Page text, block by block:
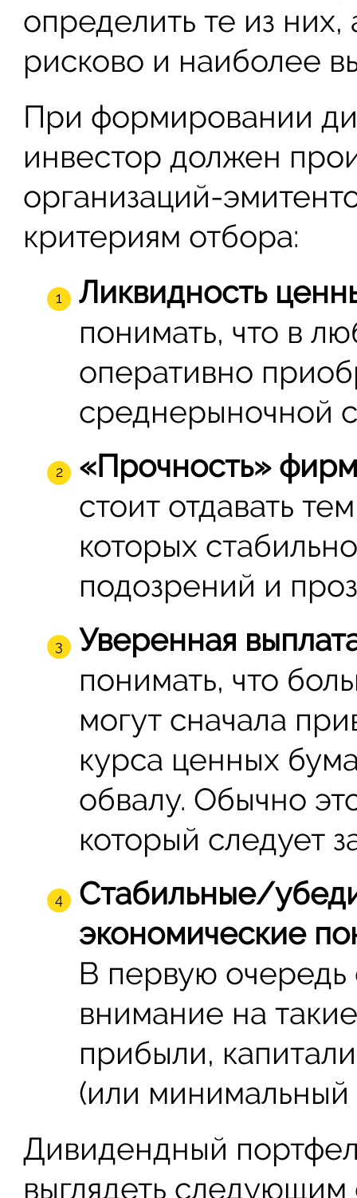
определить те из
рисково и наиболее
При формировании
инвестор должен
организаций-
критериям отбора:
Ликвидность
понимать, что в
оперативно
среднерыночной
«Прочность»
стоит отдавать
которых
подозрений и
Уверенная
понимать, что
могут сначала
курса ценных
обвалу. Обычно
который следует
Стабильные/
экономические
В первую очередь
внимание на
прибыли,
(или минимальный
Дивидендный
выглядеть следующим